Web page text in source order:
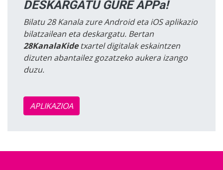
DESKARGATU GURE APPa!
Bilatu 28 Kanala zure Android eta iOS aplikazio
bilatzailean eta deskargatu. Bertan
28KanalaKidetxartel digitalak eskaintzen
dizuten abantailez gozatzeko aukera izango
duzu.
APLIKAZIOA